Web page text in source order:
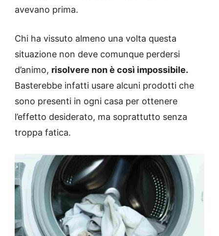
avevano prima.
Chi ha vissuto almeno una volta questa
situazione non deve comunque perdersi
d’animo, risolvere non è così impossibile.
Basterebbe infatti usare alcuni prodotti che
sono presenti in ogni casa per ottenere
l’effetto desiderato, ma soprattutto senza
troppa fatica.